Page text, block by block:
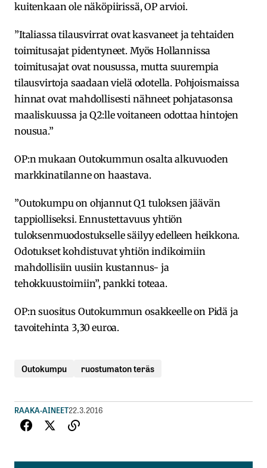
kuitenkaan ole näköpiirissä, OP arvioi.
”Italiassa tilausvirrat ovat kasvaneet ja tehtaiden
toimitusajat pidentyneet. Myös Hollannissa
toimitusajat ovat nousussa, mutta suurempia
tilausvirtoja saadaan vielä odotella. Pohjoismaissa
hinnat ovat mahdollisesti nähneet pohjatasonsa
maaliskuussa ja Q2:lle voitaneen odottaa hintojen
nousua.”
OP:n mukaan Outokummun osalta alkuvuoden
markkinatilanne on haastava.
”Outokumpu on ohjannut Q1 tuloksen jäävän
tappiolliseksi. Ennustettavuus yhtiön
tuloksenmuodostukselle säilyy edelleen heikkona.
Odotukset kohdistuvat yhtiön indikoimiin
mahdollisiin uusiin kustannus- ja
tehokkuustoimiin”, pankki toteaa.
OP:n suositus Outokummun osakkeelle on Pidä ja
tavoitehinta 3,30 euroa.
Outokumpu ruostumaton teräs
RAAKA-AINEET22.3.2016